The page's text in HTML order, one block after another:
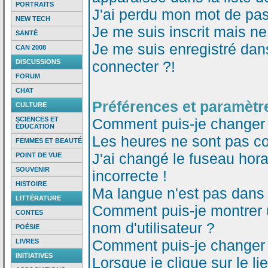
PORTRAITS
NEW TECH
SANTÉ
CAN 2008
DISCUSSIONS
FORUM
CHAT
CULTURE
SCIENCES ET
ÉDUCATION
FEMMES ET BEAUTÉ
POINT DE VUE
SOUVENIR
HISTOIRE
LITTÉRATURE
CONTES
POÉSIE
LIVRES
INITIATIVES
J'ai perdu mon mot de
Je me suis inscrit mais
Je me suis enregistré
connecter ?!
Préférences et
Comment puis-je
Les heures ne sont pas
J'ai changé le fuseau
incorrecte !
Ma langue n'est pas
Comment puis-je
nom d'utilisateur ?
Comment puis-je
Lorsque je clique sur le